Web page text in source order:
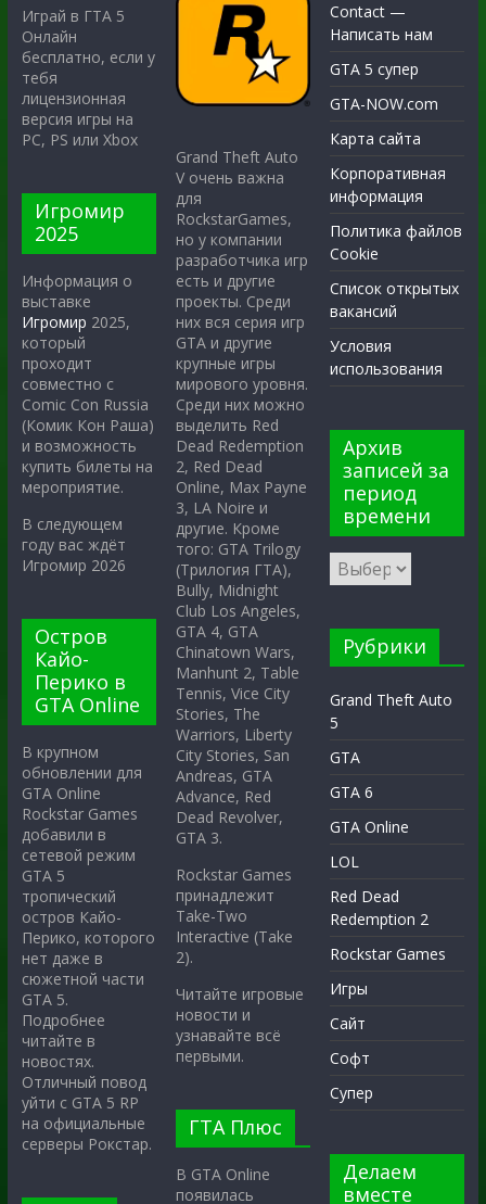
Играй в ГТА 5
Онлайн
бесплатно, если у
тебя
лицензионная
версия игры на
PC, PS или Xbox
Игромир
2025
Информация о
выставке
Игромир 2025,
который
проходит
совместно с
Comic Con Russia
(Комик Кон Раша)
и возможность
купить билеты на
мероприятие.
В следующем
году вас ждёт
Игромир 2026
Остров
Кайо-
Перико в
GTA Online
В крупном
обновлении для
GTA Online
Rockstar Games
добавили в
сетевой режим
GTA 5
тропический
остров Кайо-
Перико, которого
нет даже в
сюжетной части
GTA 5.
Подробнее
читайте в
новостях.
Отличный повод
уйти с GTA 5 RP
на официальные
серверы Рокстар.
Grand Theft Auto
V очень важна
для
RockstarGames,
но у компании
разработчика игр
есть и другие
проекты. Среди
них вся серия игр
GTA и другие
крупные игры
мирового уровня.
Среди них можно
выделить Red
Dead Redemption
2, Red Dead
Online, Max Payne
3, LA Noire и
другие. Кроме
того: GTA Trilogy
(Трилогия ГТА),
Bully, Midnight
Club Los Angeles,
GTA 4, GTA
Chinatown Wars,
Manhunt 2, Table
Tennis, Vice City
Stories, The
Warriors, Liberty
City Stories, San
Andreas, GTA
Advance, Red
Dead Revolver,
GTA 3.
Rockstar Games
принадлежит
Take-Two
Interactive (Take
2).
Читайте игровые
новости и
узнавайте всё
первыми.
ГТА Плюс
В GTA Online
появилась
Contact —
Написать нам
GTA 5 супер
GTA-NOW.com
Карта сайта
Корпоративная
информация
Политика файлов
Cookie
Список открытых
вакансий
Условия
использования
Архив
записей за
период
времени
Рубрики
Grand Theft Auto
5
GTA
GTA 6
GTA Online
LOL
Red Dead
Redemption 2
Rockstar Games
Игры
Сайт
Софт
Супер
Делаем
вместе